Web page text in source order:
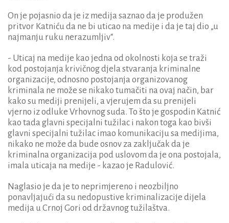
On je pojasnio da je iz medija saznao da je produžen
pritvor Katniću da ne bi uticao na medije i da je taj dio „u
najmanju ruku nerazumljiv“.
- Uticaj na medije kao jedna od okolnosti koja se traži
kod postojanja krivičnog djela stvaranja kriminalne
organizacije, odnosno postojanja organizovanog
kriminala ne može se nikako tumačiti na ovaj način, bar
kako su mediji prenijeli, a vjerujem da su prenijeli
vjerno iz odluke Vrhovnog suda. To što je gospodin Katnić
kao tada glavni specijalni tužilac i nakon toga kao bivši
glavni specijalni tužilac imao komunikaciju sa medijima,
nikako ne može da bude osnov za zaključak da je
kriminalna organizacija pod uslovom da je ona postojala,
imala uticaja na medije - kazao je Radulović.
Naglasio je da je to neprimjereno i neozbiljno
ponavljajući da su nedopustive kriminalizacije dijela
medija u Crnoj Gori od državnog tužilaštva.